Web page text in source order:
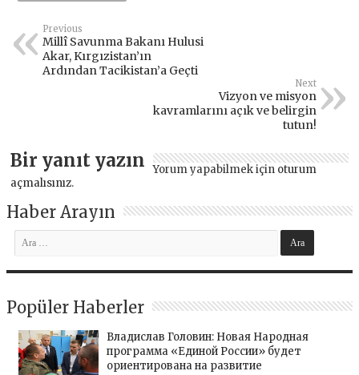
Previous
Millî Savunma Bakanı Hulusi
Akar, Kırgızistan’ın
Ardından Tacikistan’a Geçti
Next
Vizyon ve misyon
kavramlarını açık ve belirgin
tutun!
Bir yanıt yazın Yorum yapabilmek için oturum
açmalısınız.
Haber Arayın
Popüler Haberler
Владислав Головин: Новая Народная
программа «Единой России» будет
ориентирована на развитие